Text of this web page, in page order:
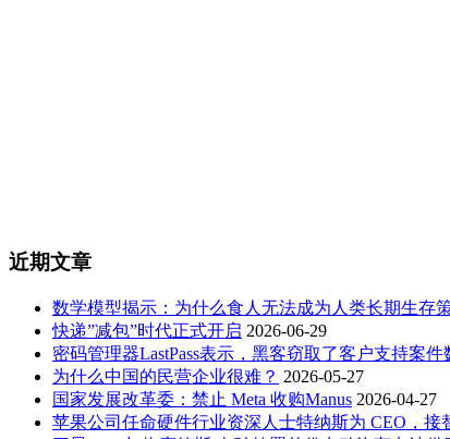
近期文章
数学模型揭示：为什么食人无法成为人类长期生存
快递”减包”时代正式开启 2026-06-29
密码管理器LastPass表示，黑客窃取了客户支持案件
为什么中国的民营企业很难？ 2026-05-27
国家发展改革委：禁止 Meta 收购Manus 2026-04-27
苹果公司任命硬件行业资深人士特纳斯为 CEO，接